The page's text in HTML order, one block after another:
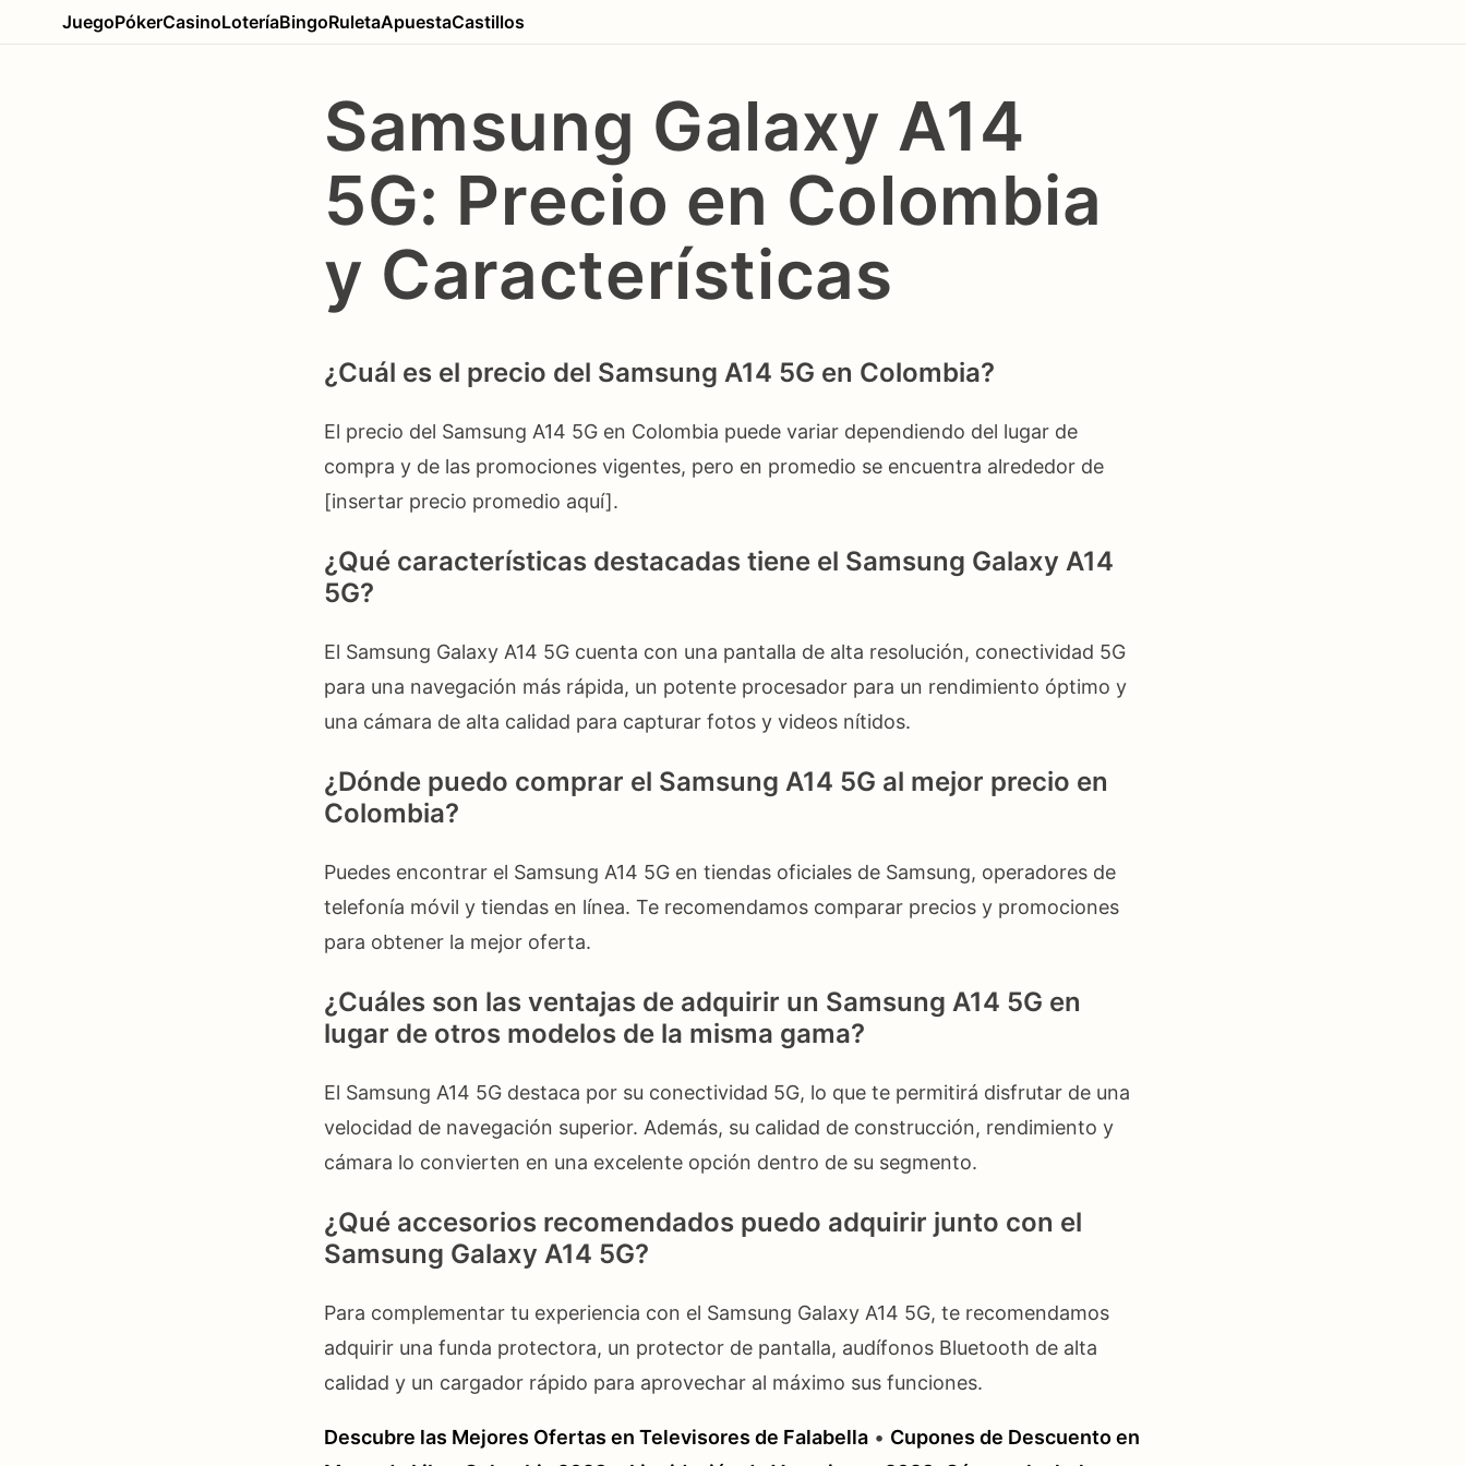
JuegoPókerCasinoLoteríaBingoRuletaApuestaCastillos
Samsung Galaxy A14
5G: Precio en Colombia
y Características
¿Cuál es el precio del Samsung A14 5G en Colombia?
El precio del Samsung A14 5G en Colombia puede variar dependiendo del lugar de
compra y de las promociones vigentes, pero en promedio se encuentra alrededor de
[insertar precio promedio aquí].
¿Qué características destacadas tiene el Samsung Galaxy A14
5G?
El Samsung Galaxy A14 5G cuenta con una pantalla de alta resolución, conectividad 5G
para una navegación más rápida, un potente procesador para un rendimiento óptimo y
una cámara de alta calidad para capturar fotos y videos nítidos.
¿Dónde puedo comprar el Samsung A14 5G al mejor precio en
Colombia?
Puedes encontrar el Samsung A14 5G en tiendas oficiales de Samsung, operadores de
telefonía móvil y tiendas en línea. Te recomendamos comparar precios y promociones
para obtener la mejor oferta.
¿Cuáles son las ventajas de adquirir un Samsung A14 5G en
lugar de otros modelos de la misma gama?
El Samsung A14 5G destaca por su conectividad 5G, lo que te permitirá disfrutar de una
velocidad de navegación superior. Además, su calidad de construcción, rendimiento y
cámara lo convierten en una excelente opción dentro de su segmento.
¿Qué accesorios recomendados puedo adquirir junto con el
Samsung Galaxy A14 5G?
Para complementar tu experiencia con el Samsung Galaxy A14 5G, te recomendamos
adquirir una funda protectora, un protector de pantalla, audífonos Bluetooth de alta
calidad y un cargador rápido para aprovechar al máximo sus funciones.
Descubre las Mejores Ofertas en Televisores de Falabella • Cupones de Descuento en